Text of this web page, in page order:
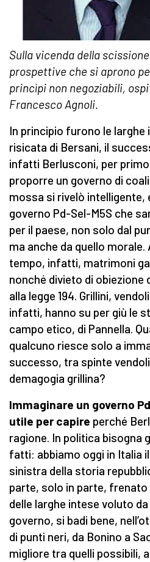
Sulla vicenda della
prospettive che si aprono
princìpi non negoziabili,
Francesco Agnoli.
In principio furono le
risicata di Bersani, il
infatti Berlusconi, per
proporre un governo di
mossa si rivelò intelligente,
governo Pd-Sel-M5S che
per il paese, non solo dal
ma anche da quello morale.
tempo, infatti, matrimoni
nonché divieto di
alla legge 194. Grillini,
infatti, hanno su per giù le
campo etico, di Pannella.
qualcuno riesce solo a
successo, tra spinte
demagogia grillina?
Immaginare un governo
utile per capire perché
ragione. In politica bisogna
fatti: abbiamo oggi in Italia
sinistra della storia
parte, solo in parte,
delle larghe intese voluto
governo, si badi bene,
di punti neri, da Bonino a
migliore tra quelli possibili,